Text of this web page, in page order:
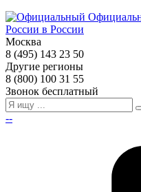
Москва
8 (495) 143 23 50
Другие регионы
8 (800) 100 31 55
Звонок бесплатный
--